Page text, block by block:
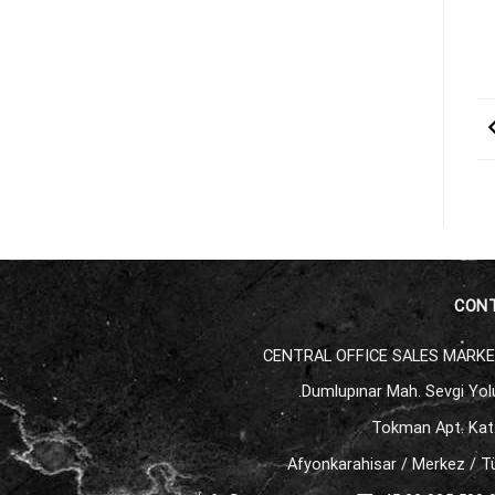
CENTRAL OFFICE SALES
Dumlupınar Mah. Sevgi
Tokman Apt.
Afyonkarahisar / Merkez /